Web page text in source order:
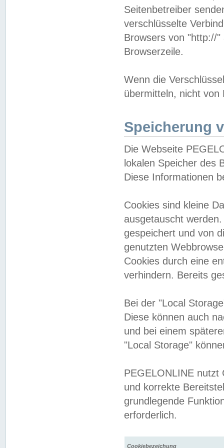
Seitenbetreiber
verschlüsselte
Browsers von "http://
Browserzeile.
Wenn die
übermitteln, nicht von
Speicherung
Die Webseite
lokalen Speicher des
Diese Informationen
Cookies sind kleine
ausgetauscht
gespeichert und von
genutzten
Cookies durch eine
verhindern. Bereits
Bei der "Local
Diese können auch
und bei einem
"Local Storage"
PEGELONLINE nutzt
und korrekte
grundlegende
erforderlich.
Cookiebezeichung